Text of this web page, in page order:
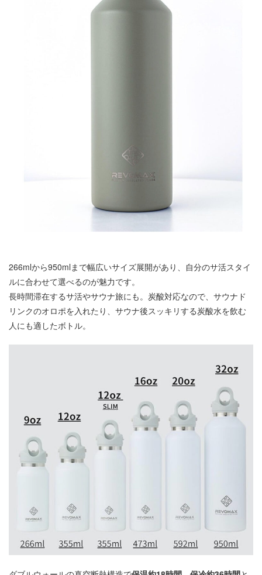
266mlから950mlまで幅広いサイズ展開があり、自分のサ活スタイ
ルに合わせて選べるのが魅力です。
長時間滞在するサ活やサウナ旅にも。炭酸対応なので、サウナド
リンクのオロポを入れたり、サウナ後スッキリする炭酸水を飲む
人にも適したボトル。